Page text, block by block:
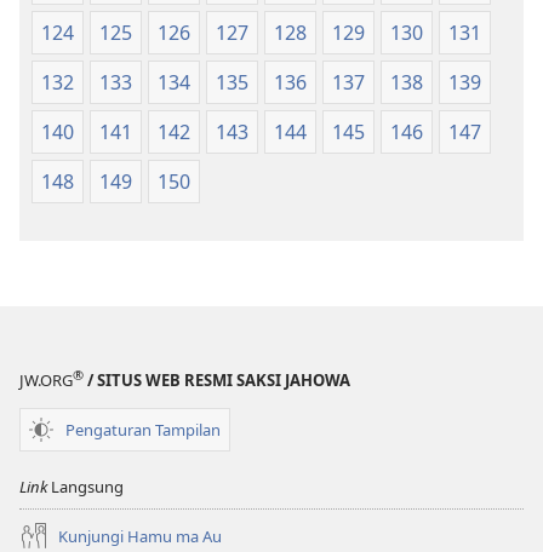
124
125 126 127 128 129 130
131
132
133 134 135 136 137 138
139
140
141 142 143 144 145 146
147
148
149 150
JW.ORG® / SITUS WEB RESMI SAKSI JAHOWA
Pengaturan Tampilan
LinkLangsung
Kunjungi Hamu ma Au